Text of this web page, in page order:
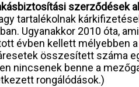
szerződések
tartalékolnak
Ugyanakkor 2010 óta,
évben kellett mélyebben
összesített száma
nincsenek benne a
rongálódások.)